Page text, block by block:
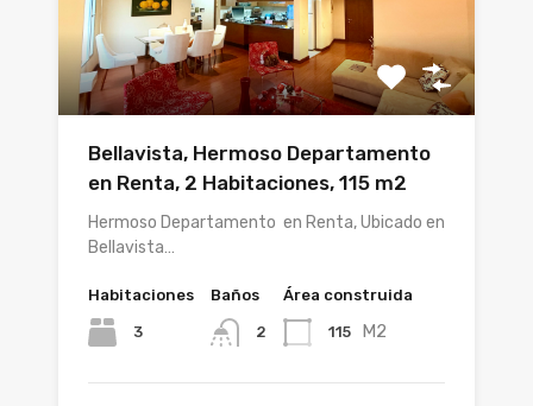
Bellavista, Hermoso Departamento
en Renta, 2 Habitaciones, 115 m2
Hermoso Departamento en Renta, Ubicado en
Bellavista…
Habitaciones
3
Baños
2
Área construida
115 M2